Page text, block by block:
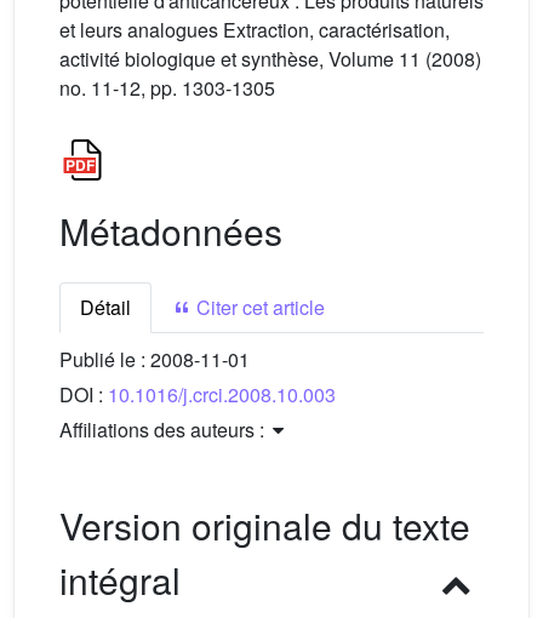
et leurs analogues Extraction, caractérisation,
activité biologique et synthèse, Volume 11 (2008)
no. 11-12, pp. 1303-1305
Métadonnées
Détail
Citer cet article
Publié le : 2008-11-01
DOI : 10.1016/j.crci.2008.10.003
Affiliations des auteurs :
Version originale du texte
intégral